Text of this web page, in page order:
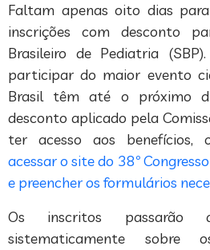
Faltam apenas oito dias
inscrições com desconto
Brasileiro de Pediatria
participar do maior evento
Brasil têm até o próximo
desconto aplicado pela
ter acesso aos benefícios,
acessar o site do 38º
e preencher os formulários
Os inscritos passarão
sistematicamente sobre